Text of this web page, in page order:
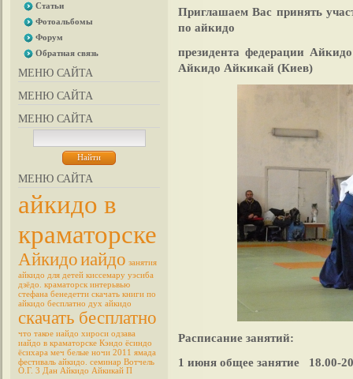
Статьи
Фотоальбомы
Форум
Обратная связь
МЕНЮ САЙТА
МЕНЮ САЙТА
МЕНЮ САЙТА
МЕНЮ САЙТА
айкидо в
краматорске
Айкидоиайдо занятия
айкидо для детей киссемару уэсиба
дзёдо.
краматорск интерьвью
стефана бенедетти скачать книги по
айкидо бесплатно дух айкидо
скачать бесплатно
что такое иайдо хироси одзава
иайдо в краматорске Кэндо ёсиндо
ёсихара меч белые ночи 2011 ямада
фестиваль айкидо.
семинар Вотчель
О.Г. 3 Дан Айкидо Айкикай П
Приглашаем Вас принять
по айкидо
президента федерации
Айкидо Айкикай (Киев)
Расписание занятий:
1 июня общее занятие 18.00-